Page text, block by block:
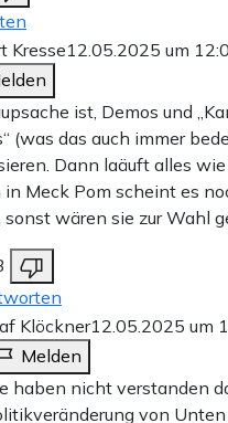
Kresse12.05.2025 um
ist, Demos und
(was das auch immer
Dann laäuft alles
in Meck Pom scheint es
sonst wären sie zur Wahl
Klöckner12.05.2025 um
Melden
haben nicht verstanden
von